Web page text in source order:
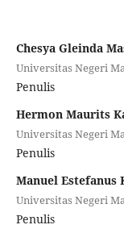
Chesya Gleinda
Universitas Negeri
Penulis
Hermon Maurits
Universitas Negeri
Penulis
Manuel Estefanus
Universitas Negeri
Penulis